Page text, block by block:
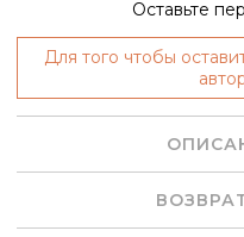
Оставьте
Для того чтобы